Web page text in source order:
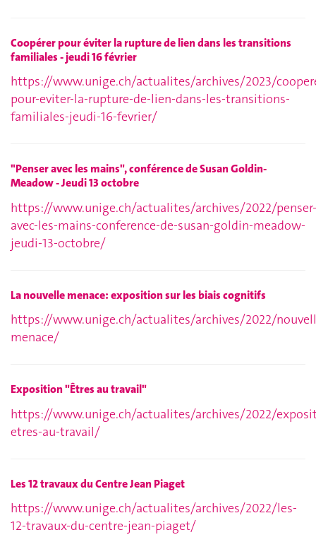
Coopérer pour éviter la rupture de lien dans les transitions
familiales - jeudi 16 février
https://www.unige.ch/actualites/archives/2023/
pour-eviter-la-rupture-de-lien-dans-les-transitions-
familiales-jeudi-16-fevrier/
"Penser avec les mains", conférence de Susan Goldin-
Meadow - Jeudi 13 octobre
https://www.unige.ch/actualites/archives/2022/penser-
avec-les-mains-conference-de-susan-goldin-meadow-
jeudi-13-octobre/
La nouvelle menace: exposition sur les biais cognitifs
https://www.unige.ch/actualites/archives/2022/
menace/
Exposition "Êtres au travail"
https://www.unige.ch/actualites/archives/2022/
etres-au-travail/
Les 12 travaux du Centre Jean Piaget
https://www.unige.ch/actualites/archives/2022/les-
12-travaux-du-centre-jean-piaget/